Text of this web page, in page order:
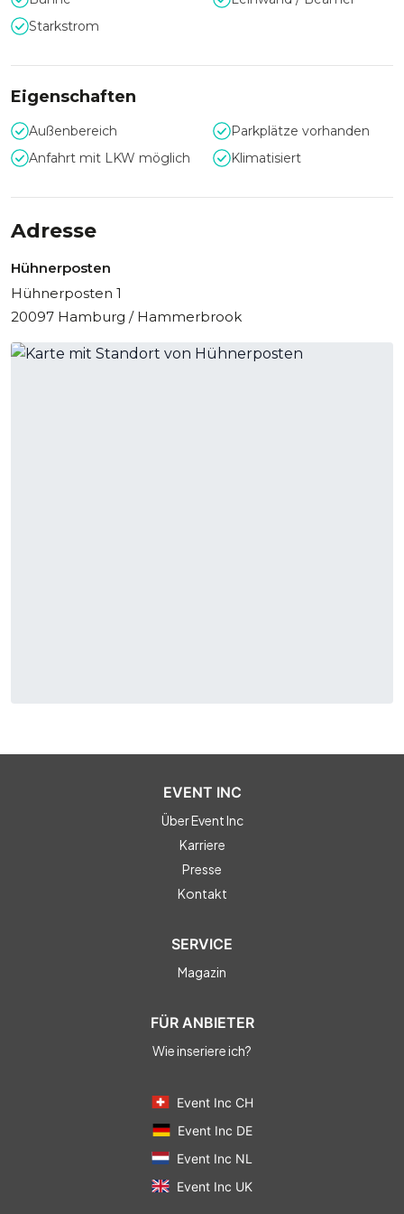
anliegenden Parkhaus 430 Parkplätze. Darüber hinaus
überzeugt der Hühnerposten mit seiner vielfältigen
ein Logistikraum.
Gern steht Ihnen das erfahrene, engagierte und
kompetente Team der Location bei der Planung, im Aufbau
und bei Durchführung einer Veranstaltung zur Verfügung
und verhilft Ihnen zu einem Event der Superlative.
Starkstrom
Eigenschaften
Außenbereich
Parkplätze vorhanden
Anfahrt mit LKW möglich
Klimatisiert
Adresse
Hühnerposten
Hühnerposten 1
20097 Hamburg / Hammerbrook
EVENT INC
Über Event Inc
Karriere
Presse
Kontakt
SERVICE
Magazin
FÜR ANBIETER
Wie inseriere ich?
Event Inc CH
Event Inc DE
Event Inc NL
Event Inc UK